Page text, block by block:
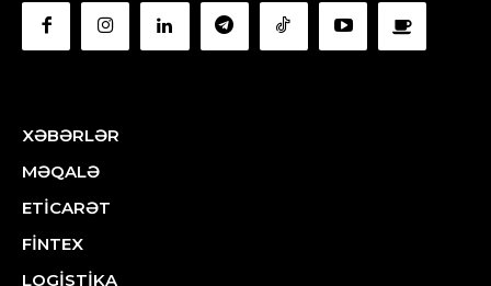
XƏBƏRLƏR
MƏQALƏ
ETİCARƏT
FİNTEX
LOGİSTİKA